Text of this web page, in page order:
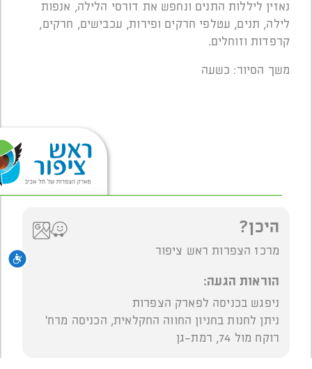
נאזין ליללות התנים ונחפש את דורסי הלילה, אנפות
לילה, תנים, עטלפי חרקים ופירות, עכבישים, חרקים,
קרפדות וזוחלים.
משך הסיור: כשעה
היכן?
מרכז הצפרות ראש ציפור
הוראות הגעה:
ניפגש בכניסה לפארק הצפרות
ניתן לחנות בחניון החווה החקלאית, הכניסה מרח'
רוקח מול 74, רמת-גן